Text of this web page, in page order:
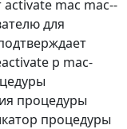
activate mac mac--
для
p mac-
процедуры
процедуры